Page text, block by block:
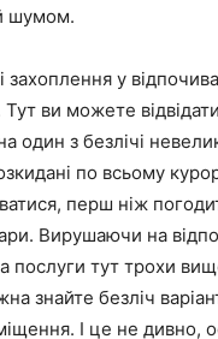
шумом.
захоплення у
ви можете
один з безлічі
по всьому
перш ніж
Вирушаючи на
послуги тут трохи
знайте безліч
І це не дивно,